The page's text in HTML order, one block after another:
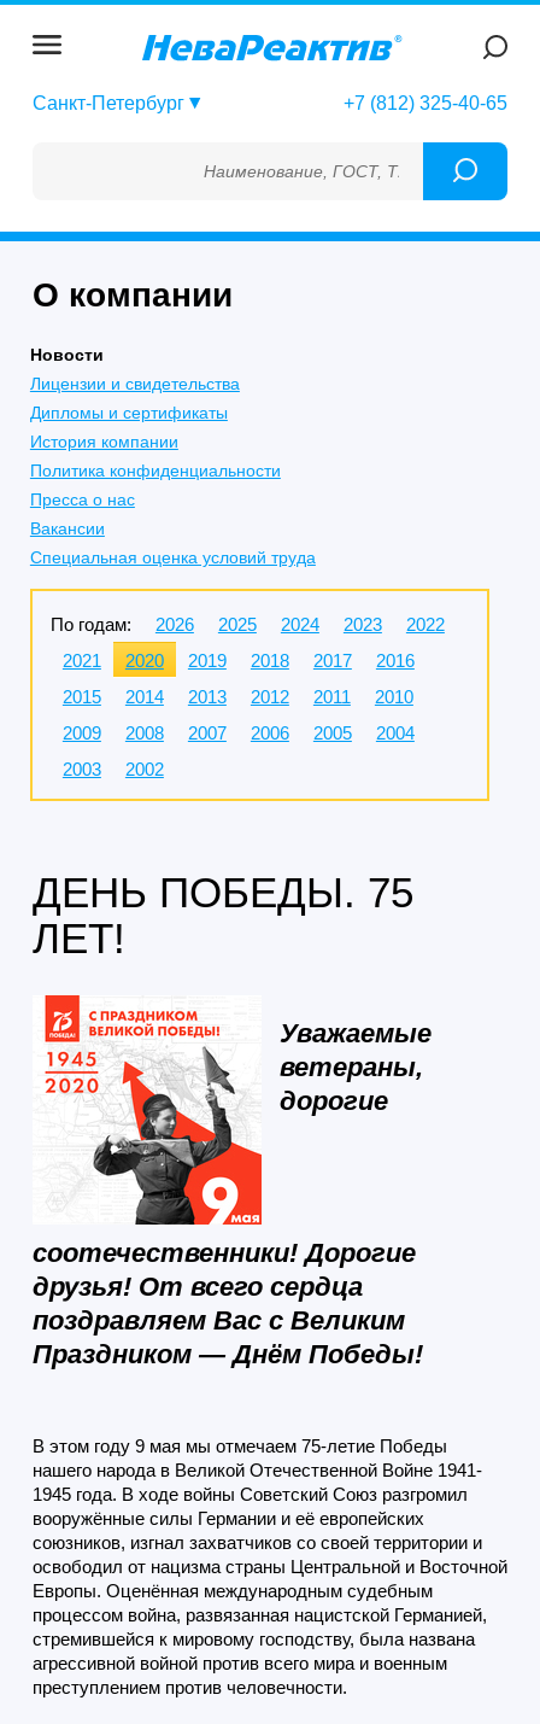
Санкт-Петербург +7 (812) 325-40-65
Наименование, ГОСТ, ТУ, ГСО, МСО,
О компании
Новости
Лицензии и свидетельства
Дипломы и сертификаты
История компании
Политика конфиденциальности
Пресса о нас
Вакансии
Специальная оценка условий труда
По годам: 2026 2025 2024 2023
2022
2021
2020 2019 2018 2017
2016
2015
2014 2013 2012 2011
2010
2009
2008 2007 2006 2005
2004
2003
2002
ДЕНЬ ПОБЕДЫ. 75
ЛЕТ!
Уважаемые
ветераны,
дорогие
соотечественники! Дорогие
друзья! От всего сердца
поздравляем Вас с Великим
Праздником — Днём Победы!
В этом году 9 мая мы отмечаем 75-летие Победы
нашего народа в Великой Отечественной Войне 1941-
1945 года. В ходе войны Советский Союз разгромил
вооружённые силы Германии и её европейских
союзников, изгнал захватчиков со своей территории и
освободил от нацизма страны Центральной и Восточной
Европы. Оценённая международным судебным
процессом война, развязанная нацистской Германией,
стремившейся к мировому господству, была названа
агрессивной войной против всего мира и военным
преступлением против человечности.